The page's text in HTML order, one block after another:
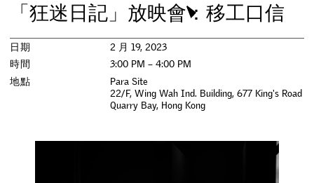
展覽
動
研討會
「狂迷日記 」 放映會： 移工口信
日期
2 月 19, 2023
時間
3:00 PM – 4:00 PM
地點
Para Site
22/F, Wing Wah Ind. Building, 677 King's Road
Quarry Bay, Hong Kong